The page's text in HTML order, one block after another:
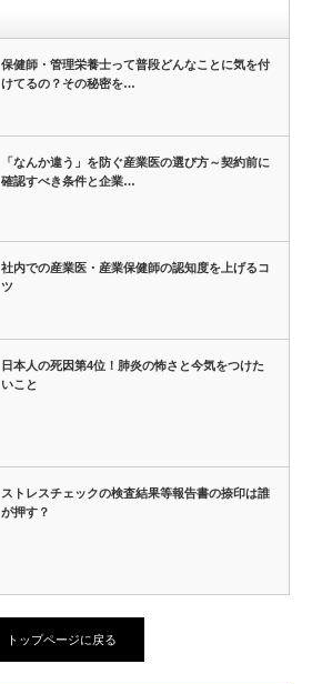
保健師・管理栄養士って普段どんなことに気を付
けてるの？その秘密を…
「なんか違う」を防ぐ産業医の選び方～契約前に
確認すべき条件と企業…
社内での産業医・産業保健師の認知度を上げるコ
ツ
日本人の死因第4位！肺炎の怖さと今気をつけた
いこと
ストレスチェックの検査結果等報告書の捺印は誰
が押す？
トップページに戻る